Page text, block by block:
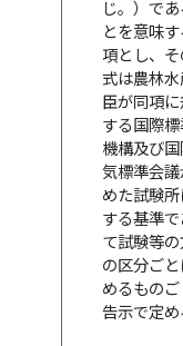
じ。）で
とを意味
項とし、
式は農林水
臣が同項に
する国際
機構及び
気標準会議
めた試験
する基準で
て試験等
の区分ごと
めるものご
告示で定め